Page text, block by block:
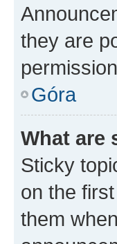
they are
Góra
What are
Sticky
on the
them